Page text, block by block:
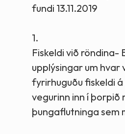
fundi 13.11.2019
1.
Fiskeldi við röndina-
upplýsingar um hvar
fyrirhuguðu fiskeldi
vegurinn inn í þorpið
þungaflutninga sem